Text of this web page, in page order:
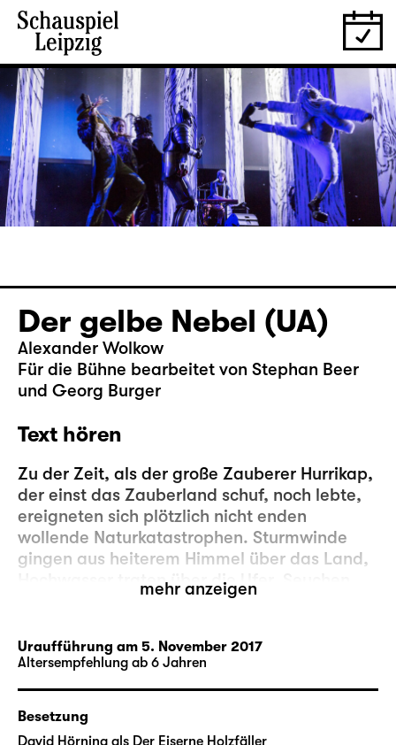
Der gelbe Nebel (UA)
Alexander Wolkow
Für die Bühne bearbeitet von Stephan Beer
und Georg Burger
Text hören
Zu der Zeit, als der große Zauberer Hurrikap,
der einst das Zauberland schuf, noch lebte,
ereigneten sich plötzlich nicht enden
wollende Naturkatastrophen. Sturmwinde
gingen aus heiterem Himmel über das Land,
Hochwasser traten über die Ufer, Seuchen
rafften Kühe und Schafe dahin.
eine sehr böse Hexe, für die jeder Tag, an
dem sie niemandem Böses zufügen konnte,
ein verlorener Tag war. Hurrikap beschloss,
Arachna zu bestrafen, und versetzte sie nach
langem Kampf in einen 5.000 Jahre
mehr anzeigen
Uraufführung am 5. November 2017
Altersempfehlung ab 6 Jahren
Besetzung
David Hörning als Der Eiserne Holzfäller